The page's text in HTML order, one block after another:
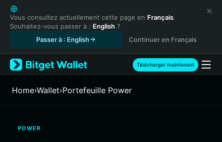
English
日本語
Tiếng Việt
Español (Latinoamérica)
Türkçe
Français
繁體中文
Vous consultez actuellement cette page en Français.
Souhaitez-vous passer à : English ?
Passer à : English
Continuer en Français
Télécharger maintenant
Home›Wallet›Portefeuille Power
POWER